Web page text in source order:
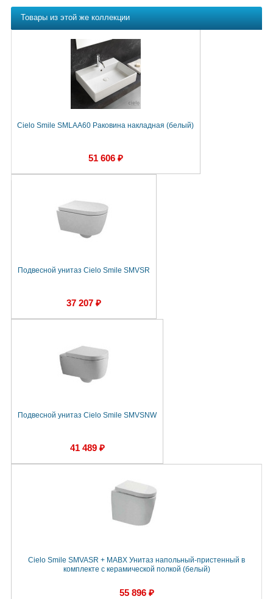
Товары из этой же коллекции
Cielo Smile SMLAA60 Раковина накладная (белый)
51 606 ₽
Подвесной унитаз Cielo Smile SMVSR
37 207 ₽
Подвесной унитаз Cielo Smile SMVSNW
41 489 ₽
Cielo Smile SMVASR + MABX Унитаз напольный-пристенный в
комплекте с керамической полкой (белый)
55 896 ₽